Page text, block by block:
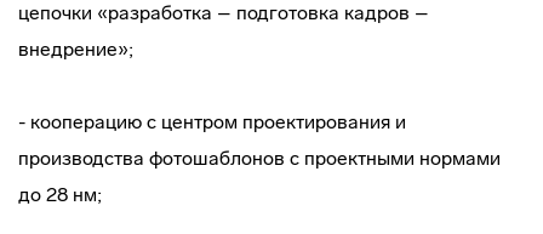
цепочки «разработка – подготовка кадров –
внедрение»;
- кооперацию с центром проектирования и
производства фотошаблонов с проектными нормами
до 28 нм;